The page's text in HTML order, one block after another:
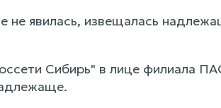
явилась, извещалась
Сибирь" в лице филиала